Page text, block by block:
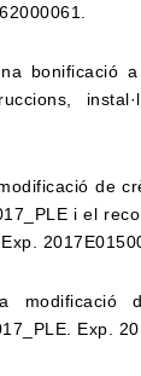
bonificació
de
i el
Exp.